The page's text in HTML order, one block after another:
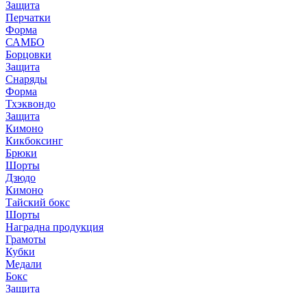
Защита
Перчатки
Форма
САМБО
Борцовки
Защита
Снаряды
Форма
Тхэквондо
Защита
Кимоно
Кикбоксинг
Брюки
Шорты
Дзюдо
Кимоно
Тайский бокс
Шорты
Наградна продукция
Грамоты
Кубки
Медали
Бокс
Защита